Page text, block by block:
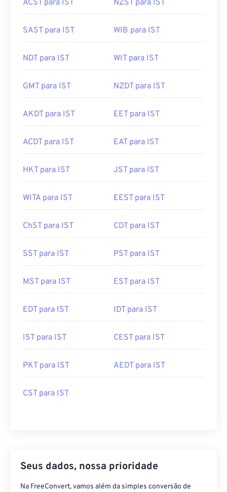
ACST para IST NZST para IST
SAST para IST WIB para IST
NDT para IST WIT para IST
GMT para IST NZDT para IST
AKDT para IST EET para IST
ACDT para IST EAT para IST
HKT para IST JST para IST
WITA para IST EEST para IST
ChST para IST CDT para IST
SST para IST PST para IST
MST para IST EST para IST
EDT para IST IDT para IST
IST para IST CEST para IST
PKT para IST AEDT para IST
CST para IST
Seus dados, nossa prioridade
Na FreeConvert, vamos além da simples conversão de